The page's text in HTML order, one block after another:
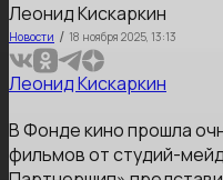
Леонид Кискаркин
Новости / 18 ноября 2025, 13:13
Леонид Кискаркин
В Фонде кино прошла
фильмов от студий-